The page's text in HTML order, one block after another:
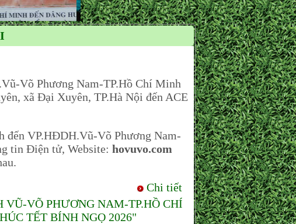
Võ Phương Nam-TP.Hồ Chí Minh
xã Đại Xuyên, TP.Hà Nội đến ACE
VP.HĐDH.Vũ-Võ Phương Nam-
tin Điện tử, Website: hovuvo.com
Chi tiết
VÕ PHƯƠNG NAM-TP.HỒ CHÍ
TẾT BÍNH NGỌ 2026"